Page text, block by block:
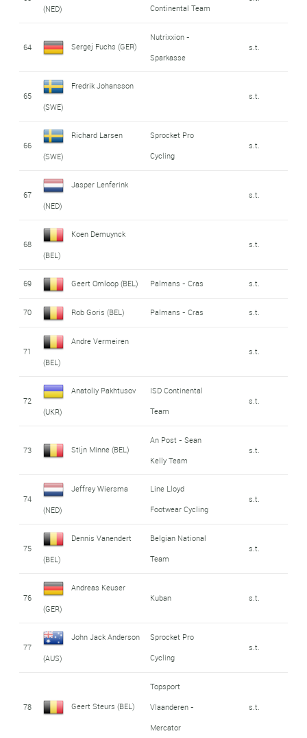
(NED)
Continental Team
64 Sergej Fuchs (GER)
Nutrixxion -
Sparkasse
s.t.
65
Fredrik Johansson
(SWE)
s.t.
66
Richard Larsen
(SWE)
Sprocket Pro
Cycling
s.t.
67
Jasper Lenferink
(NED)
s.t.
68
Koen Demuynck
(BEL)
s.t.
69 Geert Omloop (BEL) Palmans - Cras s.t.
70 Rob Goris (BEL) Palmans - Cras s.t.
71
Andre Vermeiren
(BEL)
s.t.
72
Anatoliy Pakhtusov
(UKR)
ISD Continental
Team
s.t.
73 Stijn Minne (BEL)
An Post - Sean
Kelly Team
s.t.
74
Jeffrey Wiersma
(NED)
Line Lloyd
Footwear Cycling
s.t.
75
Dennis Vanendert
(BEL)
Belgian National
Team
s.t.
76
Andreas Keuser
(GER)
Kuban s.t.
77
John Jack Anderson
(AUS)
Sprocket Pro
Cycling
s.t.
78 Geert Steurs (BEL)
Topsport
Vlaanderen -
Mercator
s.t.